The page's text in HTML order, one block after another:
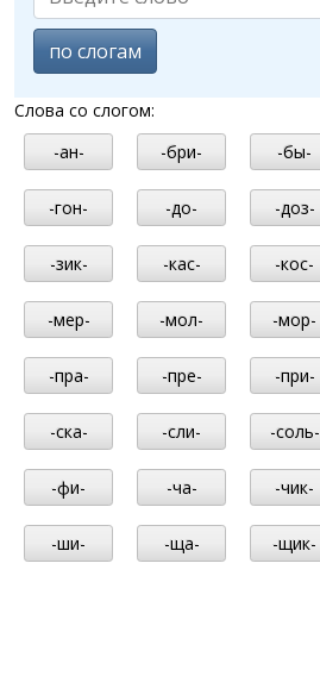
по слогам
Слова со слогом:
-ан-
-бри- -бы-
-гон- -до- -доз-
-зик- -кас- -кос-
-мер- -мол- -мор-
-пра- -пре- -при-
-ска- -сли- -соль-
-фи- -ча- -чик-
-ши- -ща- -щик-